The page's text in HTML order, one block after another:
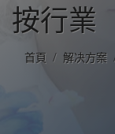
按行業
首頁 解决方案